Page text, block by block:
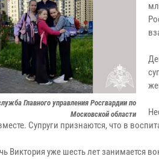
Главного управления Росгвардии по
Московской области
Супруги признаются, что в
Виктория уже шесть лет занимается